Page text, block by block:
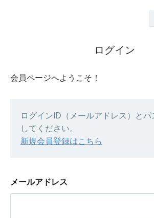
ログイン
会員ページへようこそ！
ログインID（メールアドレス）とパ
してください。
新規会員登録はこちら
メールアドレス